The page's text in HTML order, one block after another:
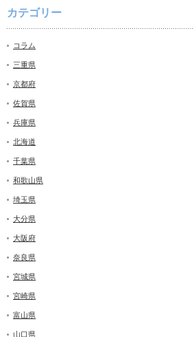
カテゴリー
コラム
三重県
京都府
佐賀県
兵庫県
北海道
千葉県
和歌山県
埼玉県
大分県
大阪府
奈良県
宮城県
宮崎県
富山県
山口県